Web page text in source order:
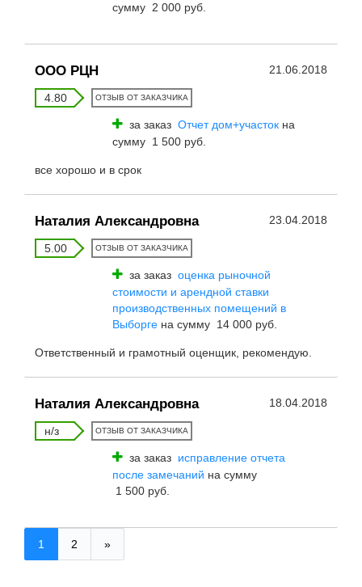
сумму 2 000 руб.
ООО РЦН 21.06.2018
4.80 ОТЗЫВ ОТ ЗАКАЗЧИКА
за заказ Отчет дом+участок на
сумму 1 500 руб.
все хорошо и в срок
Наталия Александровна 23.04.2018
5.00 ОТЗЫВ ОТ ЗАКАЗЧИКА
за заказ оценка рыночной
стоимости и арендной ставки
производственных помещений в
Выборге на сумму 14 000 руб.
Ответственный и грамотный оценщик, рекомендую.
Наталия Александровна 18.04.2018
н/з ОТЗЫВ ОТ ЗАКАЗЧИКА
за заказ исправление отчета
после замечаний на сумму
1 500 руб.
1 2 »